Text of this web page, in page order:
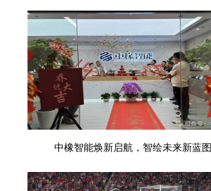
午非遗新活力
中橡智能焕新启航，智绘未来新蓝图